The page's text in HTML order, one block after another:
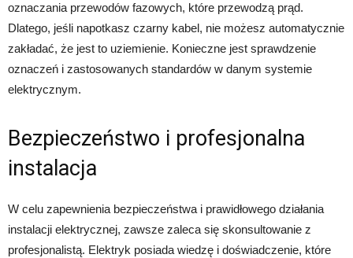
oznaczania przewodów fazowych, które przewodzą prąd.
Dlatego, jeśli napotkasz czarny kabel, nie możesz automatycznie
zakładać, że jest to uziemienie. Konieczne jest sprawdzenie
oznaczeń i zastosowanych standardów w danym systemie
elektrycznym.
Bezpieczeństwo i profesjonalna
instalacja
W celu zapewnienia bezpieczeństwa i prawidłowego działania
instalacji elektrycznej, zawsze zaleca się skonsultowanie z
profesjonalistą. Elektryk posiada wiedzę i doświadczenie, które